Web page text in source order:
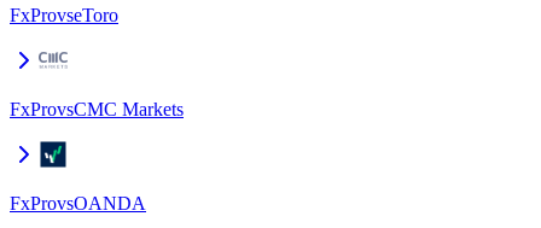
FxProvseToro
FxProvsCMC Markets
FxProvsOANDA